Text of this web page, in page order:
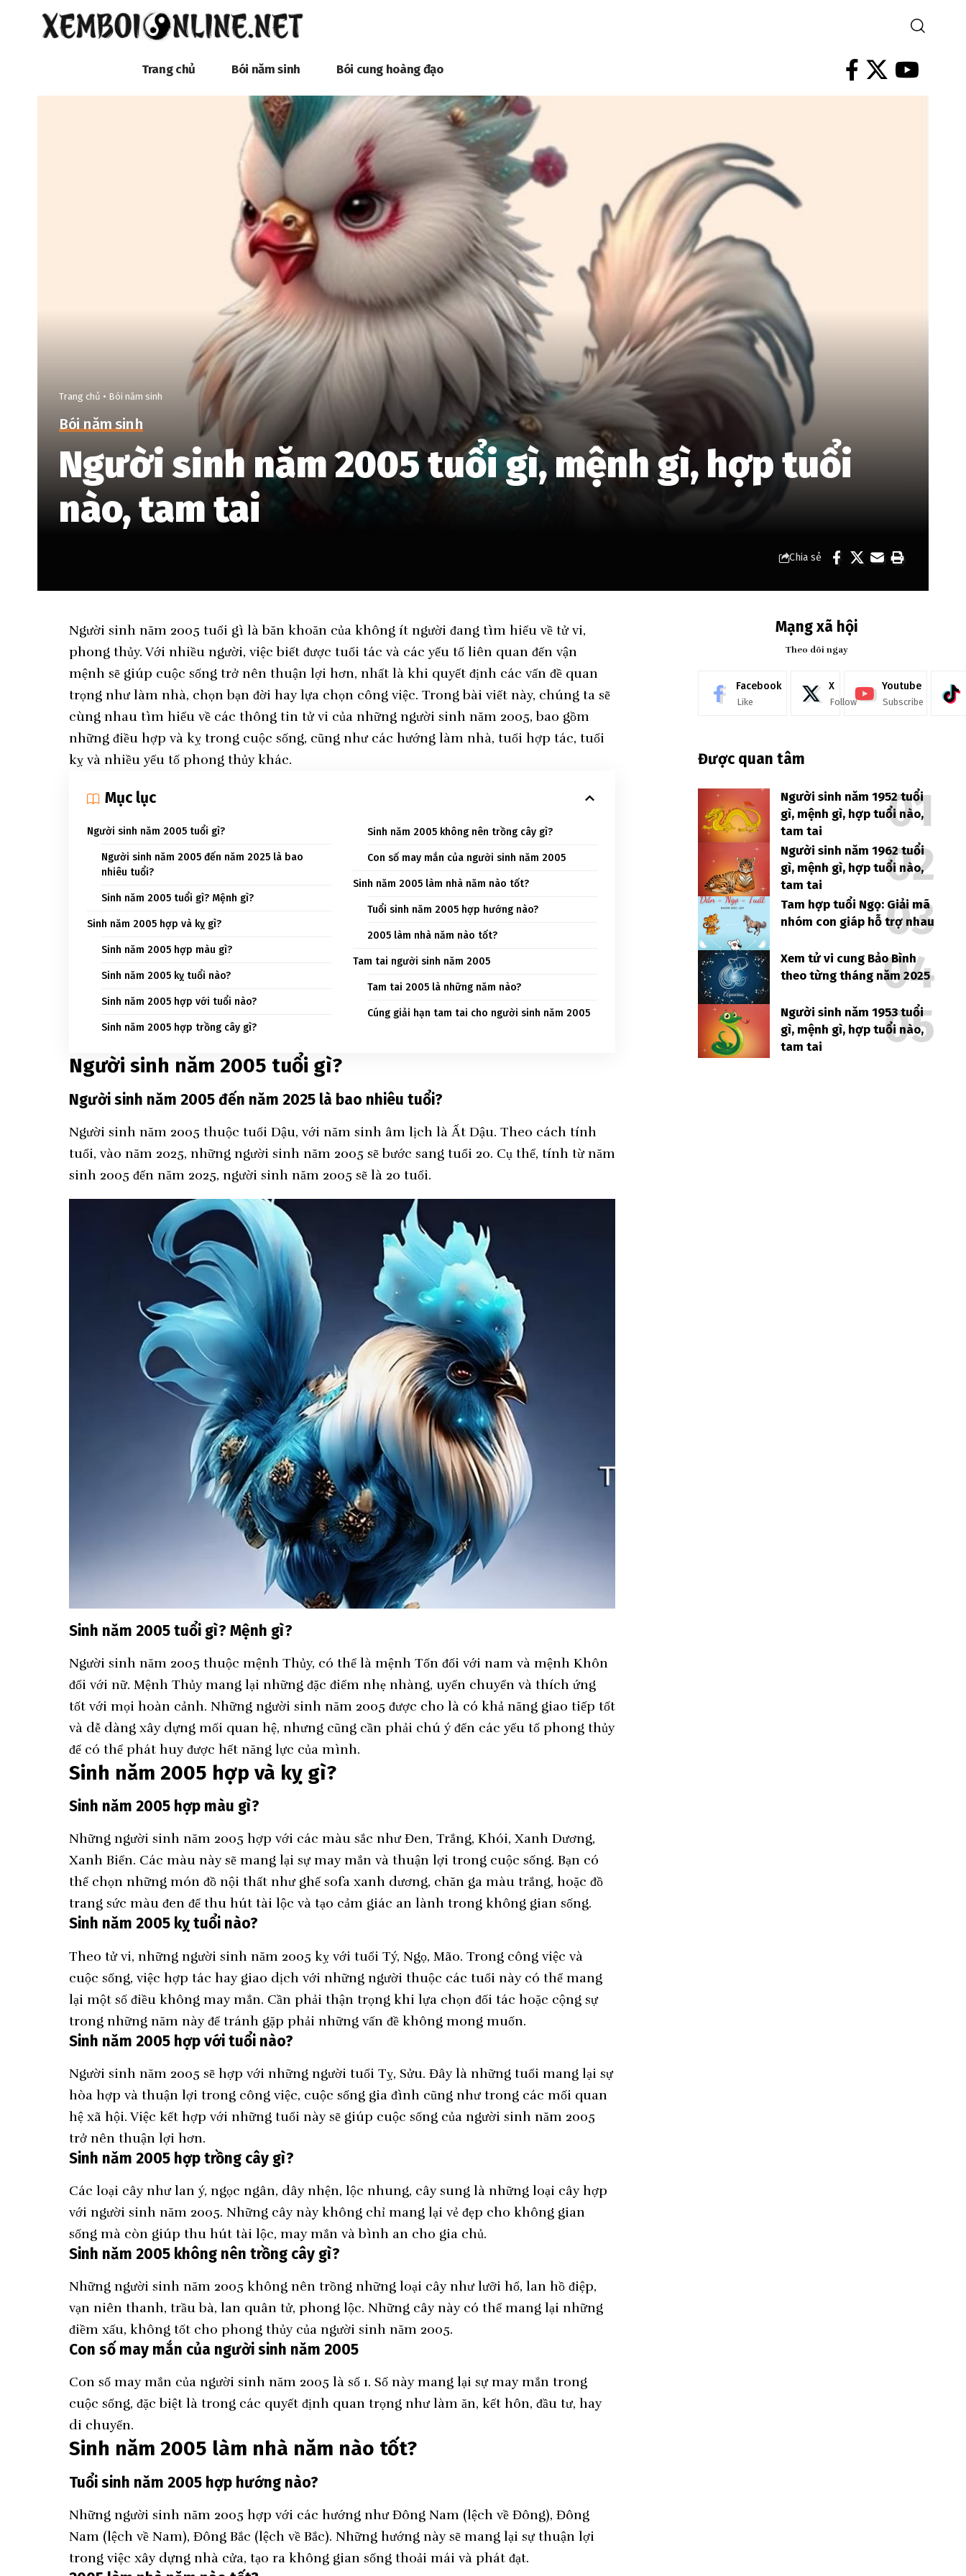
Trang chủ Bói năm sinh Bói cung hoàng đạo
Trang chủ • Bói năm sinh
Bói năm sinh
Người sinh năm 2005 tuổi gì, mệnh gì, hợp tuổi
nào, tam tai
Chia sẻ
Người sinh năm 2005 tuổi gì là băn khoăn của không ít người đang tìm hiểu về tử vi,
phong thủy. Với nhiều người, việc biết được tuổi tác và các yếu tố liên quan đến vận
mệnh sẽ giúp cuộc sống trở nên thuận lợi hơn, nhất là khi quyết định các vấn đề quan
trọng như làm nhà, chọn bạn đời hay lựa chọn công việc. Trong bài viết này, chúng ta sẽ
cùng nhau tìm hiểu về các thông tin tử vi của những người sinh năm 2005, bao gồm
những điều hợp và kỵ trong cuộc sống, cũng như các hướng làm nhà, tuổi hợp tác, tuổi
kỵ và nhiều yếu tố phong thủy khác.
Mục lục
Người sinh năm 2005 tuổi gì?
Người sinh năm 2005 đến năm 2025 là bao
nhiêu tuổi?
Sinh năm 2005 tuổi gì? Mệnh gì?
Sinh năm 2005 hợp và kỵ gì?
Sinh năm 2005 hợp màu gì?
Sinh năm 2005 kỵ tuổi nào?
Sinh năm 2005 hợp với tuổi nào?
Sinh năm 2005 hợp trồng cây gì?
Sinh năm 2005 không nên trồng cây gì?
Con số may mắn của người sinh năm 2005
Sinh năm 2005 làm nhà năm nào tốt?
Tuổi sinh năm 2005 hợp hướng nào?
2005 làm nhà năm nào tốt?
Tam tai người sinh năm 2005
Tam tai 2005 là những năm nào?
Cúng giải hạn tam tai cho người sinh năm 2005
Người sinh năm 2005 tuổi gì?
Người sinh năm 2005 đến năm 2025 là bao nhiêu tuổi?
Người sinh năm 2005 thuộc tuổi Dậu, với năm sinh âm lịch là Ất Dậu. Theo cách tính
tuổi, vào năm 2025, những người sinh năm 2005 sẽ bước sang tuổi 20. Cụ thể, tính từ năm
sinh 2005 đến năm 2025, người sinh năm 2005 sẽ là 20 tuổi.
Sinh năm 2005 tuổi gì? Mệnh gì?
Người sinh năm 2005 thuộc mệnh Thủy, có thể là mệnh Tốn đối với nam và mệnh Khôn
đối với nữ. Mệnh Thủy mang lại những đặc điểm nhẹ nhàng, uyển chuyển và thích ứng
tốt với mọi hoàn cảnh. Những người sinh năm 2005 được cho là có khả năng giao tiếp tốt
và dễ dàng xây dựng mối quan hệ, nhưng cũng cần phải chú ý đến các yếu tố phong thủy
để có thể phát huy được hết năng lực của mình.
Sinh năm 2005 hợp và kỵ gì?
Sinh năm 2005 hợp màu gì?
Những người sinh năm 2005 hợp với các màu sắc như Đen, Trắng, Khói, Xanh Dương,
Xanh Biển. Các màu này sẽ mang lại sự may mắn và thuận lợi trong cuộc sống. Bạn có
thể chọn những món đồ nội thất như ghế sofa xanh dương, chăn ga màu trắng, hoặc đồ
trang sức màu đen để thu hút tài lộc và tạo cảm giác an lành trong không gian sống.
Sinh năm 2005 kỵ tuổi nào?
Theo tử vi, những người sinh năm 2005 kỵ với tuổi Tý, Ngọ, Mão. Trong công việc và
cuộc sống, việc hợp tác hay giao dịch với những người thuộc các tuổi này có thể mang
lại một số điều không may mắn. Cần phải thận trọng khi lựa chọn đối tác hoặc cộng sự
trong những năm này để tránh gặp phải những vấn đề không mong muốn.
Sinh năm 2005 hợp với tuổi nào?
Người sinh năm 2005 sẽ hợp với những người tuổi Tỵ, Sửu. Đây là những tuổi mang lại sự
hòa hợp và thuận lợi trong công việc, cuộc sống gia đình cũng như trong các mối quan
hệ xã hội. Việc kết hợp với những tuổi này sẽ giúp cuộc sống của người sinh năm 2005
trở nên thuận lợi hơn.
Sinh năm 2005 hợp trồng cây gì?
Các loại cây như lan ý, ngọc ngân, dây nhện, lộc nhung, cây sung là những loại cây hợp
với người sinh năm 2005. Những cây này không chỉ mang lại vẻ đẹp cho không gian
sống mà còn giúp thu hút tài lộc, may mắn và bình an cho gia chủ.
Sinh năm 2005 không nên trồng cây gì?
Những người sinh năm 2005 không nên trồng những loại cây như lưỡi hổ, lan hồ điệp,
vạn niên thanh, trầu bà, lan quân tử, phong lộc. Những cây này có thể mang lại những
điềm xấu, không tốt cho phong thủy của người sinh năm 2005.
Con số may mắn của người sinh năm 2005
Con số may mắn của người sinh năm 2005 là số 1. Số này mang lại sự may mắn trong
cuộc sống, đặc biệt là trong các quyết định quan trọng như làm ăn, kết hôn, đầu tư, hay
di chuyển.
Sinh năm 2005 làm nhà năm nào tốt?
Tuổi sinh năm 2005 hợp hướng nào?
Những người sinh năm 2005 hợp với các hướng như Đông Nam (lệch về Đông), Đông
Nam (lệch về Nam), Đông Bắc (lệch về Bắc). Những hướng này sẽ mang lại sự thuận lợi
trong việc xây dựng nhà cửa, tạo ra không gian sống thoải mái và phát đạt.
Mạng xã hội
Theo dõi ngay
Facebook
Like
X
Follow
Youtube
Subscribe
Được quan tâm
Người sinh năm 1952 tuổi
gì, mệnh gì, hợp tuổi nào,
tam tai
Người sinh năm 1962 tuổi
gì, mệnh gì, hợp tuổi nào,
tam tai
Tam hợp tuổi Ngọ: Giải mã
nhóm con giáp hỗ trợ nhau
Xem tử vi cung Bảo Bình
theo từng tháng năm 2025
Người sinh năm 1953 tuổi
gì, mệnh gì, hợp tuổi nào,
tam tai